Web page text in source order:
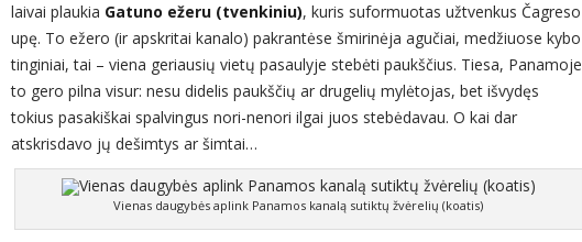
laivai plaukia Gatuno ežeru (tvenkiniu), kuris suformuotas užtvenkus Čagreso
upę. To ežero (ir apskritai kanalo) pakrantėse šmirinėja agučiai, medžiuose kybo
tinginiai, tai – viena geriausių vietų pasaulyje stebėti paukščius. Tiesa, Panamoje
to gero pilna visur: nesu didelis paukščių ar drugelių mylėtojas, bet išvydęs
tokius pasakiškai spalvingus nori-nenori ilgai juos stebėdavau. O kai dar
atskrisdavo jų dešimtys ar šimtai…
Vienas daugybės aplink Panamos kanalą sutiktų žvėrelių (koatis)